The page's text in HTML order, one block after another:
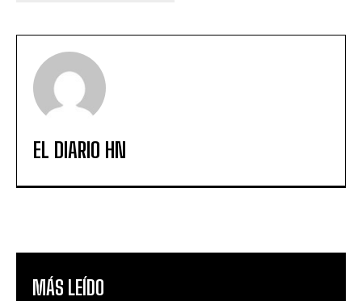
EL DIARIO HN
MÁS LEÍDO